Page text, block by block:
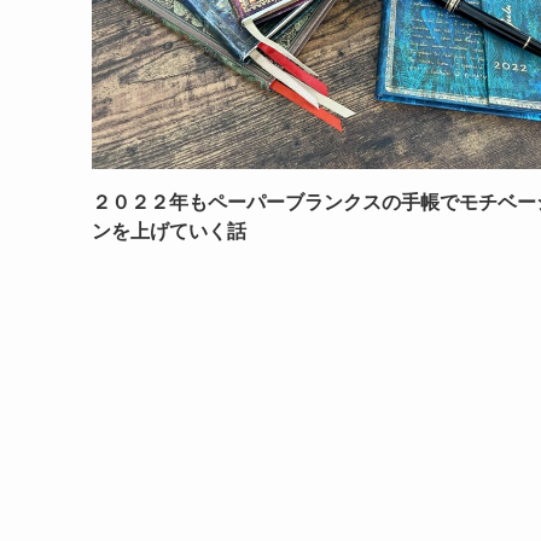
２０２２年もペーパーブランクスの手帳でモチベー
ンを上げていく話